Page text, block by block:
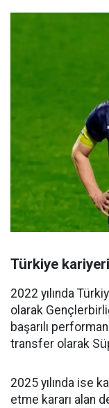
Türkiye kariyeri
2022 yılında
olarak
başarılı
transfer olarak
2025 yılında ise
etme kararı alan